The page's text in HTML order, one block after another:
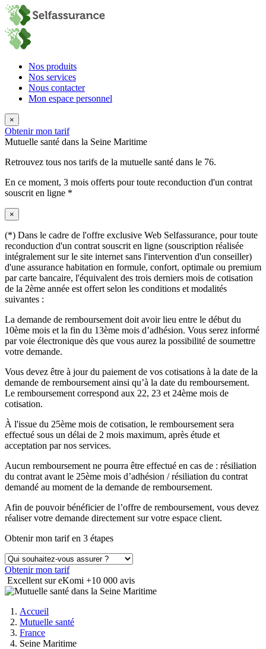
Nos produits
Nos services
Nous contacter
Mon espace personnel
×
Obtenir mon tarif
Mutuelle santé dans la Seine Maritime
Retrouvez tous nos tarifs de la mutuelle santé dans le 76.
En ce moment, 3 mois offerts pour toute reconduction d'un contrat
souscrit en ligne *
×
(*) Dans le cadre de l'offre exclusive Web Selfassurance, pour toute
reconduction d'un contrat souscrit en ligne (souscription réalisée
intégralement sur le site internet sans l'intervention d'un conseiller)
d'une assurance habitation en formule, confort, optimale ou premium
par carte bancaire, l'équivalent des trois derniers mois de cotisation
de la 2ème année est offert selon les conditions et modalités
suivantes :
La demande de remboursement doit avoir lieu entre le début du
10ème mois et la fin du 13ème mois d’adhésion. Vous serez informé
par voie électronique dès que vous aurez la possibilité de soumettre
votre demande.
Vous devez être à jour du paiement de vos cotisations à la date de la
demande de remboursement ainsi qu’à la date du remboursement.
Le remboursement correspond aux 22, 23 et 24ème mois de
cotisation.
À l'issue du 25ème mois de cotisation, le remboursement sera
effectué sous un délai de 2 mois maximum, après étude et
acceptation par nos services.
Aucun remboursement ne pourra être effectué en cas de : résiliation
du contrat avant le 25ème mois d’adhésion / résiliation du contrat
demandé au moment de la demande de remboursement.
Afin de pouvoir bénéficier de l’offre de remboursement, vous devez
réaliser votre demande directement sur votre espace client.
Obtenir mon tarif en 3 étapes
Obtenir mon tarif
Excellent sur eKomi +10 000 avis
Accueil
Mutuelle santé
France
Seine Maritime